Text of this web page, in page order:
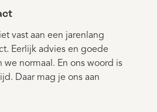
vast aan een jarenlang
Eerlijk advies en goede
we normaal. En ons woord is
Daar mag je ons aan